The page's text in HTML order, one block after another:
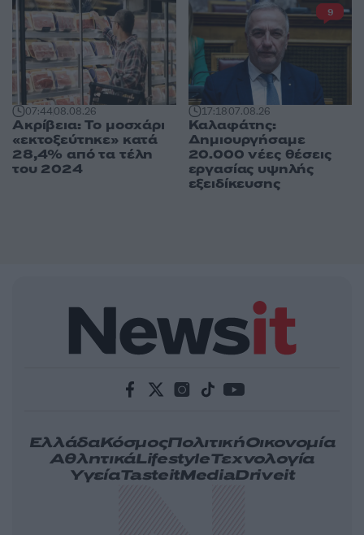
07:4408.08.26
Ακρίβεια: Το μοσχάρι
«εκτοξεύτηκε» κατά
28,4% από τα τέλη
του 2024
17:1807.08.26
Καλαφάτης:
Δημιουργήσαμε
20.000 νέες θέσεις
εργασίας υψηλής
εξειδίκευσης
9
ΕλλάδαΚόσμοςΠολιτικήΟικονομία
ΑθλητικάLifestyleΤεχνολογία
ΥγείαTasteitMediaDriveit